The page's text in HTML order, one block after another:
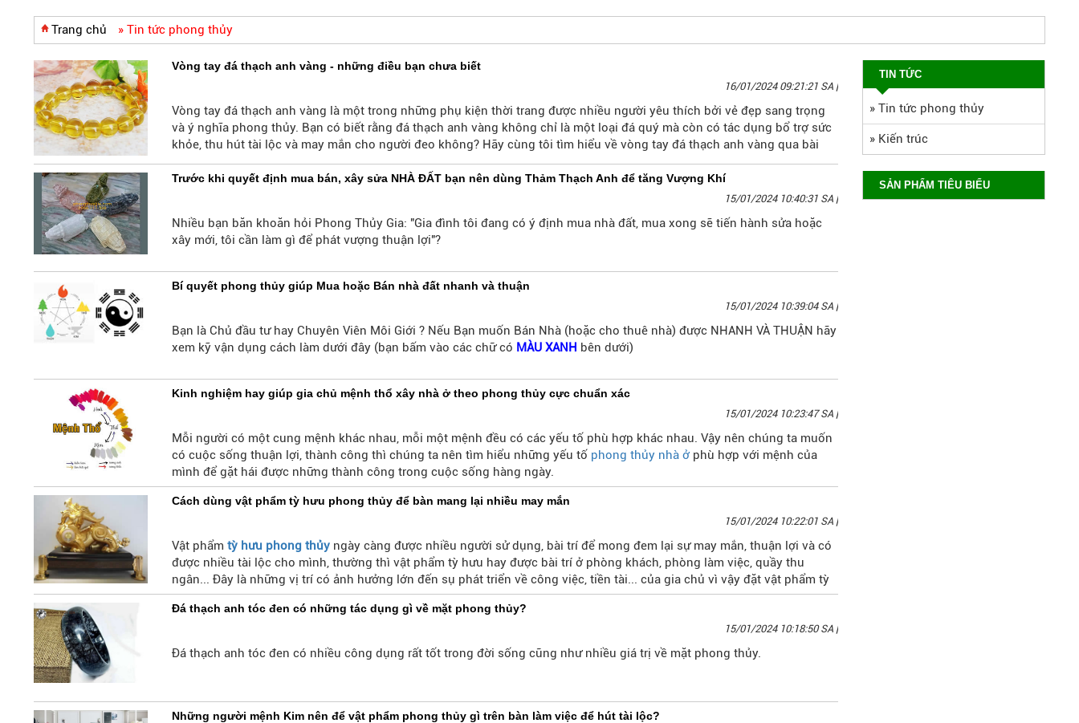
Trang chủ » Tin tức phong thủy
Vòng tay đá thạch anh vàng - những điều bạn chưa biết
16/01/2024 09:21:21 SA |
Vòng tay đá thạch anh vàng là một trong những phụ kiện thời trang được nhiều người yêu thích bởi vẻ đẹp sang trọng
và ý nghĩa phong thủy. Bạn có biết rằng đá thạch anh vàng không chỉ là một loại đá quý mà còn có tác dụng bổ trợ sức
khỏe, thu hút tài lộc và may mắn cho người đeo không? Hãy cùng tôi tìm hiểu về vòng tay đá thạch anh vàng qua bài
viết này nhé!
Trước khi quyết định mua bán, xây sửa NHÀ ĐẤT bạn nên dùng Thảm Thạch Anh để tăng Vượng Khí
15/01/2024 10:40:31 SA |
Nhiều bạn băn khoăn hỏi Phong Thủy Gia: "Gia đình tôi đang có ý định mua nhà đất, mua xong sẽ tiến hành sửa hoặc
xây mới, tôi cần làm gì để phát vượng thuận lợi"?
Bí quyết phong thủy giúp Mua hoặc Bán nhà đất nhanh và thuận
15/01/2024 10:39:04 SA |
Bạn là Chủ đầu tư hay Chuyên Viên Môi Giới ? Nếu Bạn muốn Bán Nhà (hoặc cho thuê nhà) được NHANH VÀ THUẬN hãy
xem kỹ vận dụng cách làm dưới đây (bạn bấm vào các chữ có MÀU XANH bên dưới)
Kinh nghiệm hay giúp gia chủ mệnh thổ xây nhà ở theo phong thủy cực chuẩn xác
15/01/2024 10:23:47 SA |
Mỗi người có một cung mệnh khác nhau, mỗi một mệnh đều có các yếu tố phù hợp khác nhau. Vậy nên chúng ta muốn
có cuộc sống thuận lợi, thành công thì chúng ta nên tìm hiểu những yếu tố phong thủy nhà ởphù hợp với mệnh của
mình để gặt hái được những thành công trong cuộc sống hàng ngày.
Cách dùng vật phẩm tỳ hưu phong thủy để bàn mang lại nhiều may mắn
15/01/2024 10:22:01 SA |
Vật phẩm tỳ hưu phong thủy ngày càng được nhiều người sử dụng, bài trí để mong đem lại sự may mắn, thuận lợi và có
được nhiều tài lộc cho mình, thường thì vật phẩm tỳ hưu hay được bài trí ở phòng khách, phòng làm việc, quầy thu
ngân... Đây là những vị trí có ảnh hưởng lớn đến sụ phát triển về công việc, tiền tài... của gia chủ vì vậy đặt vật phẩm tỳ
hưu phong thủy ở những vị trí này mong sẽ có nhiều may mắn, thuận lợi.
Đá thạch anh tóc đen có những tác dụng gì về mặt phong thủy?
15/01/2024 10:18:50 SA |
Đá thạch anh tóc đen có nhiều công dụng rất tốt trong đời sống cũng như nhiều giá trị về mặt phong thủy.
Những người mệnh Kim nên để vật phẩm phong thủy gì trên bàn làm việc để hút tài lộc?
TIN TỨC
» Tin tức phong thủy
» Kiến trúc
SẢN PHẨM TIÊU BIỂU